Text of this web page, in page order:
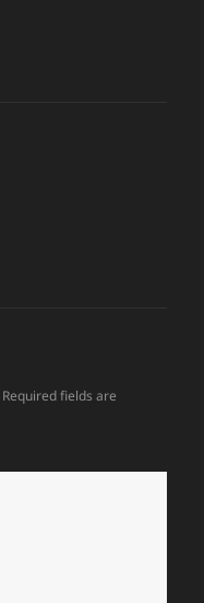
Required fields are